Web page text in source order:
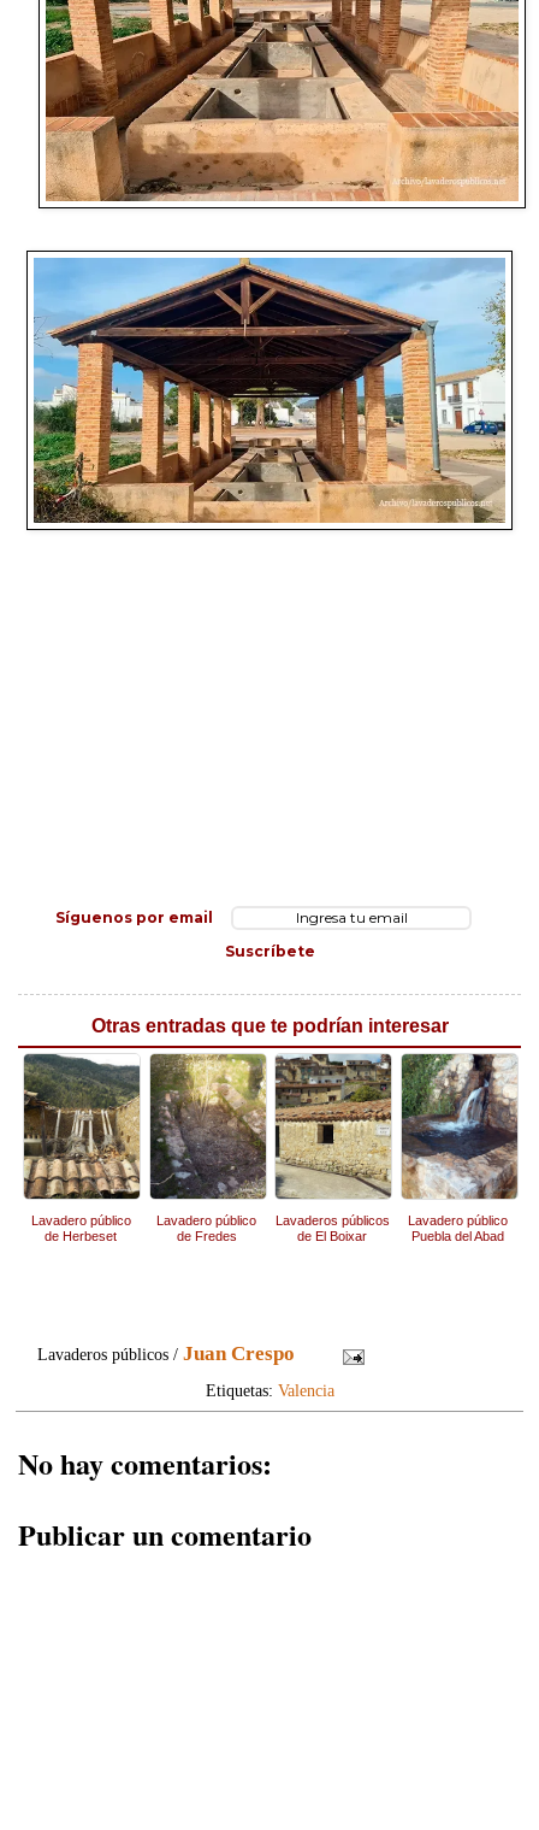
Síguenos por email
Suscríbete
Otras entradas que te podrían interesar
Lavadero público
de Herbeset
Lavadero público
de Fredes
Lavaderos públicos
de El Boixar
Lavadero público
Puebla del Abad
Lavaderos públicos /Juan Crespo
Etiquetas: Valencia
No hay comentarios:
Publicar un comentario